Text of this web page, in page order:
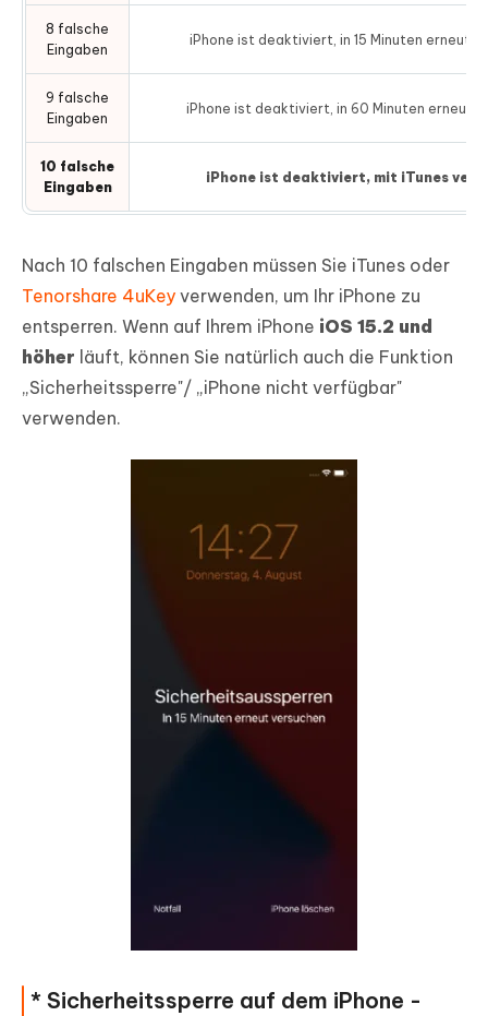
8 falsche
Eingaben
iPhone ist deaktiviert, in 15 Minuten erneut
9 falsche
Eingaben
iPhone ist deaktiviert, in 60 Minuten erneut
10 falsche
Eingaben
iPhone ist deaktiviert, mit iTunes
Nach 10 falschen Eingaben müssen Sie iTunes oder
Tenorshare 4uKey verwenden, um Ihr iPhone zu
entsperren. Wenn auf Ihrem iPhone iOS 15.2 und
höher läuft, können Sie natürlich auch die Funktion
„Sicherheitssperre"/ „iPhone nicht verfügbar"
verwenden.
* Sicherheitssperre auf dem iPhone -